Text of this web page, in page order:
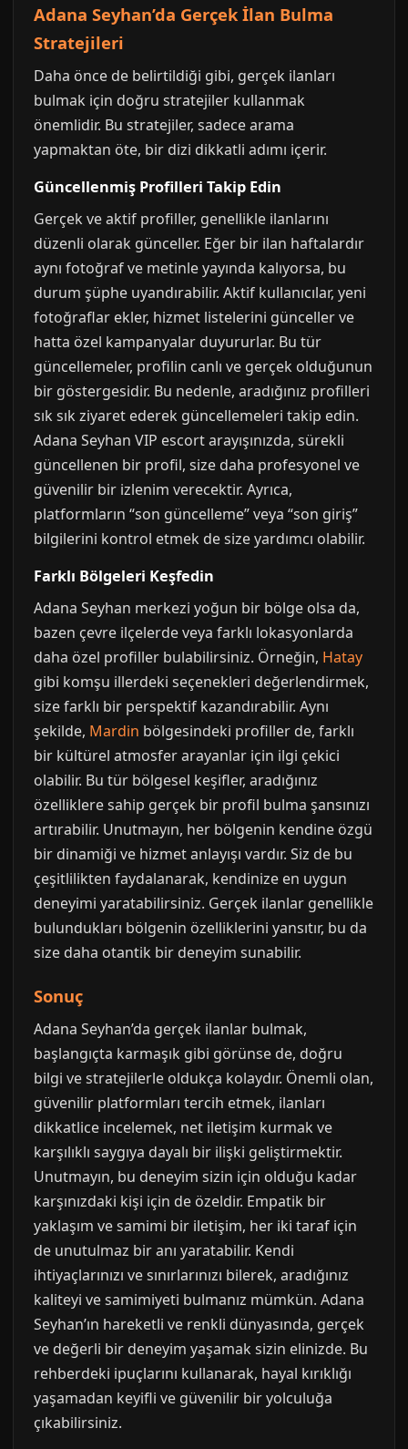
Adana Seyhan’da Gerçek İlan Bulma
Stratejileri
Daha önce de belirtildiği gibi, gerçek ilanları
bulmak için doğru stratejiler kullanmak
önemlidir. Bu stratejiler, sadece arama
yapmaktan öte, bir dizi dikkatli adımı içerir.
Güncellenmiş Profilleri Takip Edin
Gerçek ve aktif profiller, genellikle ilanlarını
düzenli olarak günceller. Eğer bir ilan haftalardır
aynı fotoğraf ve metinle yayında kalıyorsa, bu
durum şüphe uyandırabilir. Aktif kullanıcılar, yeni
fotoğraflar ekler, hizmet listelerini günceller ve
hatta özel kampanyalar duyururlar. Bu tür
güncellemeler, profilin canlı ve gerçek olduğunun
bir göstergesidir. Bu nedenle, aradığınız profilleri
sık sık ziyaret ederek güncellemeleri takip edin.
Adana Seyhan VIP escort arayışınızda, sürekli
güncellenen bir profil, size daha profesyonel ve
güvenilir bir izlenim verecektir. Ayrıca,
platformların “son güncelleme” veya “son giriş”
bilgilerini kontrol etmek de size yardımcı olabilir.
Farklı Bölgeleri Keşfedin
Adana Seyhan merkezi yoğun bir bölge olsa da,
bazen çevre ilçelerde veya farklı lokasyonlarda
daha özel profiller bulabilirsiniz. Örneğin, Hatay
gibi komşu illerdeki seçenekleri değerlendirmek,
size farklı bir perspektif kazandırabilir. Aynı
şekilde, Mardin bölgesindeki profiller de, farklı
bir kültürel atmosfer arayanlar için ilgi çekici
olabilir. Bu tür bölgesel keşifler, aradığınız
özelliklere sahip gerçek bir profil bulma şansınızı
artırabilir. Unutmayın, her bölgenin kendine özgü
bir dinamiği ve hizmet anlayışı vardır. Siz de bu
çeşitlilikten faydalanarak, kendinize en uygun
deneyimi yaratabilirsiniz. Gerçek ilanlar genellikle
bulundukları bölgenin özelliklerini yansıtır, bu da
size daha otantik bir deneyim sunabilir.
Sonuç
Adana Seyhan’da gerçek ilanlar bulmak,
başlangıçta karmaşık gibi görünse de, doğru
bilgi ve stratejilerle oldukça kolaydır. Önemli olan,
güvenilir platformları tercih etmek, ilanları
dikkatlice incelemek, net iletişim kurmak ve
karşılıklı saygıya dayalı bir ilişki geliştirmektir.
Unutmayın, bu deneyim sizin için olduğu kadar
karşınızdaki kişi için de özeldir. Empatik bir
yaklaşım ve samimi bir iletişim, her iki taraf için
de unutulmaz bir anı yaratabilir. Kendi
ihtiyaçlarınızı ve sınırlarınızı bilerek, aradığınız
kaliteyi ve samimiyeti bulmanız mümkün. Adana
Seyhan’ın hareketli ve renkli dünyasında, gerçek
ve değerli bir deneyim yaşamak sizin elinizde. Bu
rehberdeki ipuçlarını kullanarak, hayal kırıklığı
yaşamadan keyifli ve güvenilir bir yolculuğa
çıkabilirsiniz.